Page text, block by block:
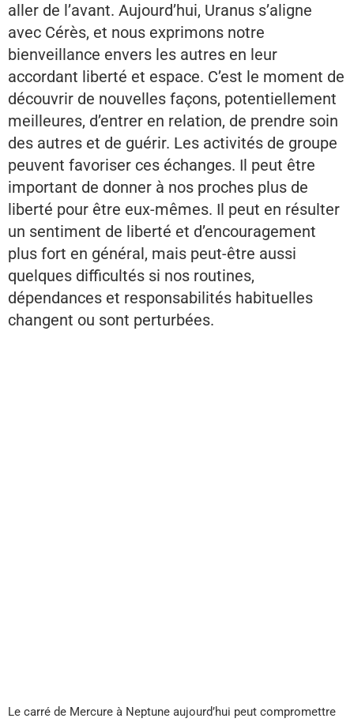
aller de l’avant. Aujourd’hui, Uranus s’aligne
avec Cérès, et nous exprimons notre
bienveillance envers les autres en leur
accordant liberté et espace. C’est le moment de
découvrir de nouvelles façons, potentiellement
meilleures, d’entrer en relation, de prendre soin
des autres et de guérir. Les activités de groupe
peuvent favoriser ces échanges. Il peut être
important de donner à nos proches plus de
liberté pour être eux-mêmes. Il peut en résulter
un sentiment de liberté et d’encouragement
plus fort en général, mais peut-être aussi
quelques difficultés si nos routines,
dépendances et responsabilités habituelles
changent ou sont perturbées.
Le carré de Mercure à Neptune aujourd’hui peut compromettre